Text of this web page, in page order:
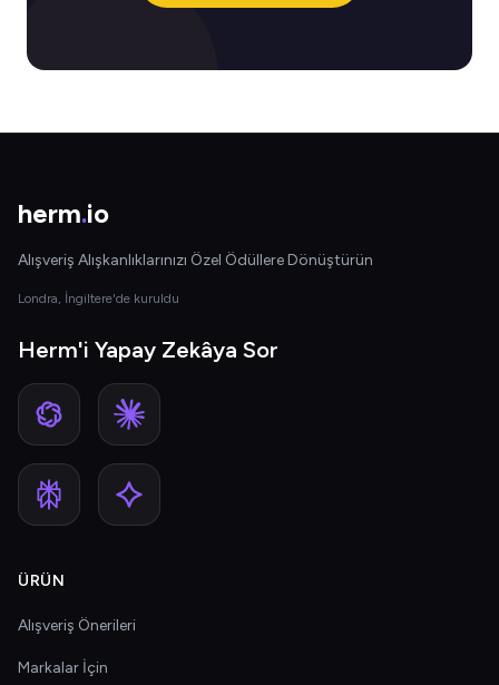
herm.io
Alışveriş Alışkanlıklarınızı Özel Ödüllere Dönüştürün
Londra, İngiltere'de kuruldu
Herm'i Yapay Zekâya Sor
ÜRÜN
Alışveriş Önerileri
Markalar İçin